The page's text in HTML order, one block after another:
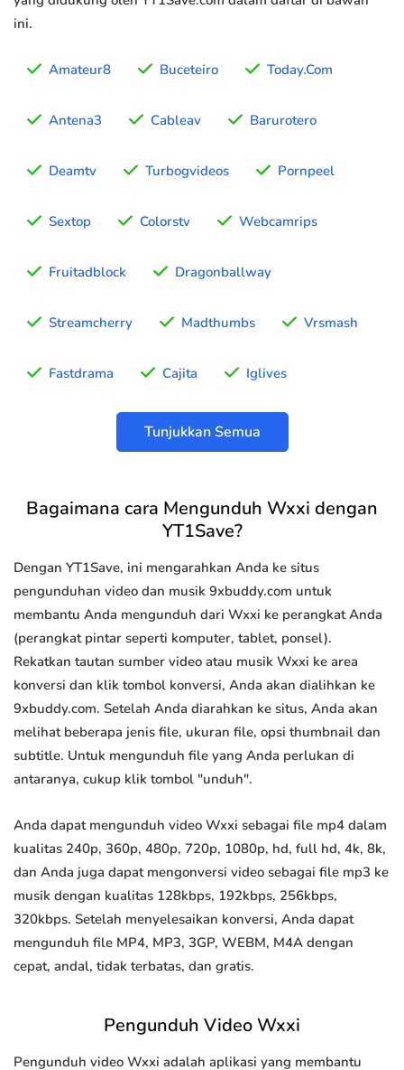
ini.
Amateur8 Buceteiro Today.Com
Antena3 Cableav Barurotero
Deamtv Turbogvideos Pornpeel
Sextop Colorstv Webcamrips
Fruitadblock Dragonballway
Streamcherry Madthumbs Vrsmash
Fastdrama Cajita Iglives
Tunjukkan Semua
Bagaimana cara Mengunduh Wxxi dengan
YT1Save?
Dengan YT1Save, ini mengarahkan Anda ke situs
pengunduhan video dan musik 9xbuddy.com untuk
membantu Anda mengunduh dari Wxxi ke perangkat Anda
(perangkat pintar seperti komputer, tablet, ponsel).
Rekatkan tautan sumber video atau musik Wxxi ke area
konversi dan klik tombol konversi, Anda akan dialihkan ke
9xbuddy.com. Setelah Anda diarahkan ke situs, Anda akan
melihat beberapa jenis file, ukuran file, opsi thumbnail dan
subtitle. Untuk mengunduh file yang Anda perlukan di
antaranya, cukup klik tombol "unduh".
Anda dapat mengunduh video Wxxi sebagai file mp4 dalam
kualitas 240p, 360p, 480p, 720p, 1080p, hd, full hd, 4k, 8k,
dan Anda juga dapat mengonversi video sebagai file mp3 ke
musik dengan kualitas 128kbps, 192kbps, 256kbps,
320kbps. Setelah menyelesaikan konversi, Anda dapat
mengunduh file MP4, MP3, 3GP, WEBM, M4A dengan
cepat, andal, tidak terbatas, dan gratis.
Pengunduh Video Wxxi
Pengunduh video Wxxi adalah aplikasi yang membantu